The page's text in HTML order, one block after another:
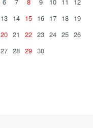
13 14 15 16 17 18 19
20 21 22 23 24 25 26
27 28 29 30